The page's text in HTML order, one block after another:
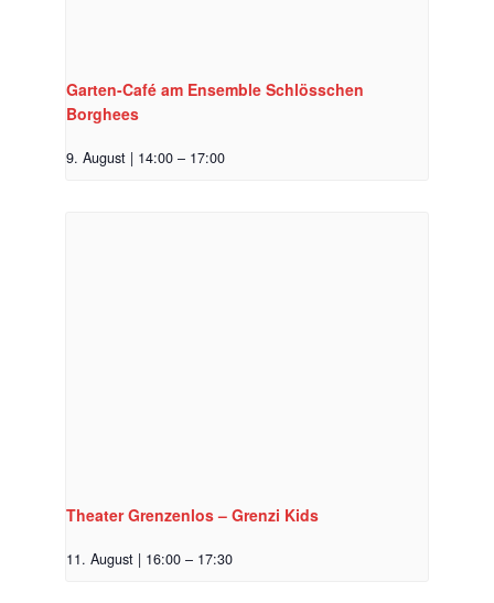
Garten-Café am Ensemble Schlösschen
Borghees
9. August | 14:00 – 17:00
Theater Grenzenlos – Grenzi Kids
11. August | 16:00 – 17:30